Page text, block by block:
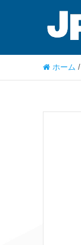
ホーム /